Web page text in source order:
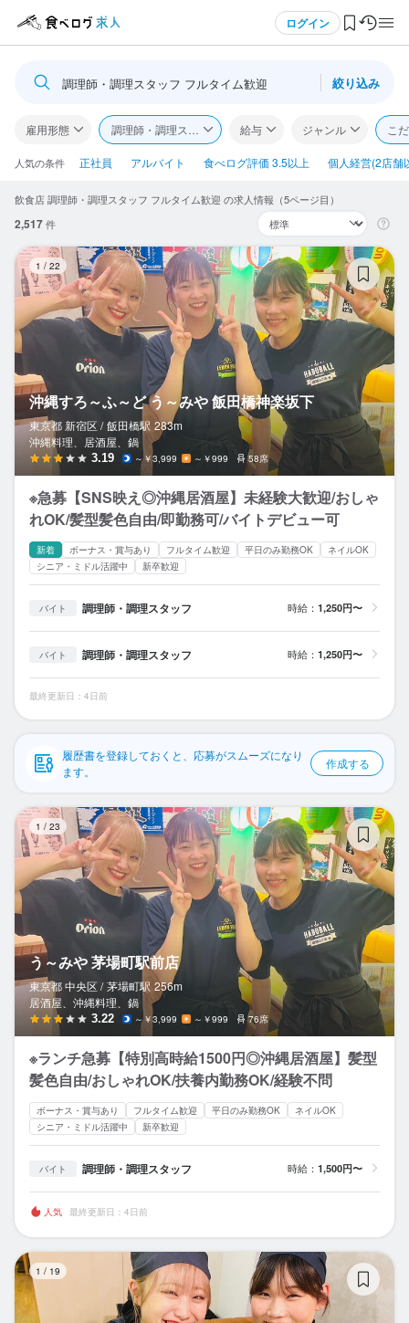
ログイン
ログイン・無料会員登録
食べログ求人TOP
求人検索
閲覧履歴
気になる求人
検索履歴・保存した条件
応募履歴
WEB履歴書
スカウト・メルマガ受信設定
ヘルプ・お問い合わせフォーム
掲載をご検討の店舗様へ
食べログ求人PRESS
プライバシーポリシー
利用規約
調理師・調理スタッフ フルタイム歓迎 絞り込み
雇用形態 調理師・調理スタッフ 給与 ジャンル こ
人気の条件 正社員 アルバイト 食べログ評価 3.5以上 個人経営(2店舗
飲食店 調理師・調理スタッフ フルタイム歓迎 の求人情報（5ページ目）
2,517件
1 / 22
沖縄すろ～ふ～ど う～みや 飯田橋神楽坂下
東京都 新宿区 / 飯田橋駅 283m
沖縄料理、居酒屋、鍋
3.19 ～￥3,999 ～￥999 58席
※急募【SNS映え◎沖縄居酒屋】未経験大歓迎/おしゃ
れOK/髪型髪色自由/即勤務可/バイトデビュー可
新着 ボーナス・賞与あり フルタイム歓迎 平日のみ勤務OK
ネイルOK
シニア・ミドル活躍中
新卒歓迎
バイト 調理師・調理スタッフ 時給： 1,250円〜
バイト 調理師・調理スタッフ 時給： 1,250円〜
最終更新日：4日前
履歴書を登録しておくと、応募がスムーズになり
ます。
作成する
1 / 23
う～みや 茅場町駅前店
東京都 中央区 / 茅場町駅 256m
居酒屋、沖縄料理、鍋
3.22 ～￥3,999 ～￥999 76席
※ランチ急募【特別高時給1500円◎沖縄居酒屋】髪型
髪色自由/おしゃれOK/扶養内勤務OK/経験不問
ボーナス・賞与あり フルタイム歓迎 平日のみ勤務OK
ネイルOK
シニア・ミドル活躍中
新卒歓迎
バイト 調理師・調理スタッフ 時給： 1,500円〜
人気 最終更新日：4日前
1 / 19